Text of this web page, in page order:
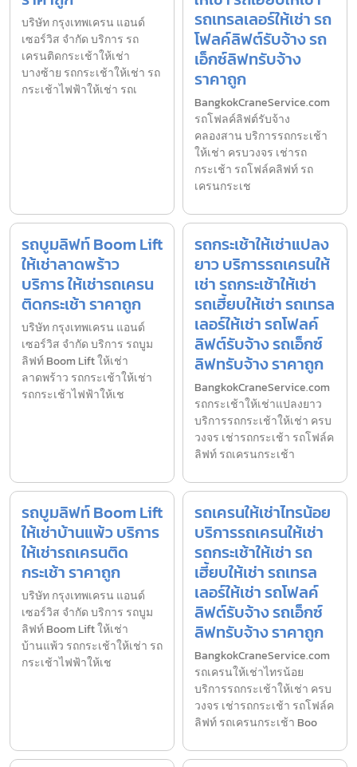
บริษัท กรุงเทพเครน แอนด์
เซอร์วิส จำกัด บริการ รถ
เครนติดกระเช้าให้เช่า
บางซ้าย รถกระเช้าให้เช่า รถ
กระเช้าไฟฟ้าให้เช่า รถเ
รถเทรลเลอร์ให้เช่า รถ
โฟลค์ลิฟต์รับจ้าง รถ
เอ็กซ์ลิฟทรับจ้าง
ราคาถูก
BangkokCraneService.com
รถโฟลค์ลิฟต์รับจ้าง
คลองสาน บริการรถกระเช้า
ให้เช่า ครบวงจร เช่ารถ
กระเช้า รถโฟล์คลิฟท์ รถ
เครนกระเช
รถบูมลิฟท์ Boom Lift
ให้เช่าลาดพร้าว
บริการ ให้เช่ารถเครน
ติดกระเช้า ราคาถูก
บริษัท กรุงเทพเครน แอนด์
เซอร์วิส จำกัด บริการ รถบูม
ลิฟท์ Boom Lift ให้เช่า
ลาดพร้าว รถกระเช้าให้เช่า
รถกระเช้าไฟฟ้าให้เช
รถกระเช้าให้เช่าแปลง
ยาว บริการรถเครนให้
เช่า รถกระเช้าให้เช่า
รถเฮี้ยบให้เช่า รถเทรล
เลอร์ให้เช่า รถโฟลค์
ลิฟต์รับจ้าง รถเอ็กซ์
ลิฟทรับจ้าง ราคาถูก
BangkokCraneService.com
รถกระเช้าให้เช่าแปลงยาว
บริการรถกระเช้าให้เช่า ครบ
วงจร เช่ารถกระเช้า รถโฟล์ค
ลิฟท์ รถเครนกระเช้า
รถบูมลิฟท์ Boom Lift
ให้เช่าบ้านแพ้ว บริการ
ให้เช่ารถเครนติด
กระเช้า ราคาถูก
บริษัท กรุงเทพเครน แอนด์
เซอร์วิส จำกัด บริการ รถบูม
ลิฟท์ Boom Lift ให้เช่า
บ้านแพ้ว รถกระเช้าให้เช่า รถ
กระเช้าไฟฟ้าให้เช
รถเครนให้เช่าไทรน้อย
บริการรถเครนให้เช่า
รถกระเช้าให้เช่า รถ
เฮี้ยบให้เช่า รถเทรล
เลอร์ให้เช่า รถโฟลค์
ลิฟต์รับจ้าง รถเอ็กซ์
ลิฟทรับจ้าง ราคาถูก
BangkokCraneService.com
รถเครนให้เช่าไทรน้อย
บริการรถกระเช้าให้เช่า ครบ
วงจร เช่ารถกระเช้า รถโฟล์ค
ลิฟท์ รถเครนกระเช้า Boo